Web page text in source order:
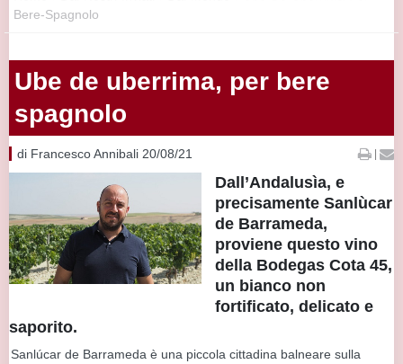
Bere-Spagnolo
Ube de uberrima, per bere
spagnolo
di Francesco Annibali 20/08/21 |
Dall’Andalusìa, e
precisamente Sanlùcar
de Barrameda,
proviene questo vino
della Bodegas Cota 45,
un bianco non
fortificato, delicato e
saporito.
Sanlúcar de Barrameda è una piccola cittadina balneare sulla